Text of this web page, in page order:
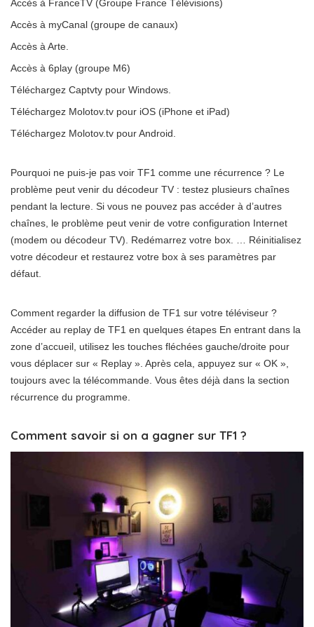
Accès à FranceTV (Groupe France Télévisions)
Accès à myCanal (groupe de canaux)
Accès à Arte.
Accès à 6play (groupe M6)
Téléchargez Captvty pour Windows.
Téléchargez Molotov.tv pour iOS (iPhone et iPad)
Téléchargez Molotov.tv pour Android.
Pourquoi ne puis-je pas voir TF1 comme une récurrence ? Le
problème peut venir du décodeur TV : testez plusieurs chaînes
pendant la lecture. Si vous ne pouvez pas accéder à d’autres
chaînes, le problème peut venir de votre configuration Internet
(modem ou décodeur TV). Redémarrez votre box. … Réinitialisez
votre décodeur et restaurez votre box à ses paramètres par
défaut.
Comment regarder la diffusion de TF1 sur votre téléviseur ?
Accéder au replay de TF1 en quelques étapes En entrant dans la
zone d’accueil, utilisez les touches fléchées gauche/droite pour
vous déplacer sur « Replay ». Après cela, appuyez sur « OK »,
toujours avec la télécommande. Vous êtes déjà dans la section
récurrence du programme.
Comment savoir si on a gagner sur TF1 ?